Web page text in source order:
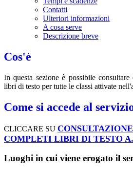
Contatti
Ulteriori informazioni
A cosa serve
Descrizione breve
Cos'è
In questa sezione è possibile
libri di testo per tutte le classi attivate
Come si accede al
CLICCARE SU
COMPLETI LIBRI DI TESTO
Luoghi in cui viene erogato il